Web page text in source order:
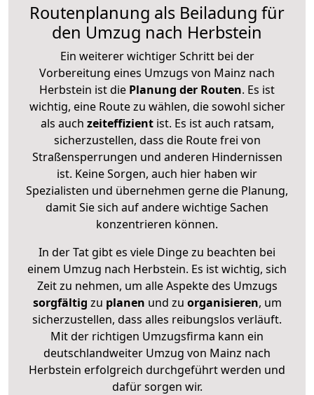
Routenplanung als Beiladung für
den Umzug nach Herbstein
Ein weiterer wichtiger Schritt bei der
Vorbereitung eines Umzugs von Mainz nach
Herbstein ist die Planung der Routen. Es ist
wichtig, eine Route zu wählen, die sowohl sicher
als auch zeiteffizientist. Es ist auch ratsam,
sicherzustellen, dass die Route frei von
Straßensperrungen und anderen Hindernissen
ist. Keine Sorgen, auch hier haben wir
Spezialisten und übernehmen gerne die Planung,
damit Sie sich auf andere wichtige Sachen
konzentrieren können.
In der Tat gibt es viele Dinge zu beachten bei
einem Umzug nach Herbstein. Es ist wichtig, sich
Zeit zu nehmen, um alle Aspekte des Umzugs
sorgfältig zu planen und zu organisieren, um
sicherzustellen, dass alles reibungslos verläuft.
Mit der richtigen Umzugsfirma kann ein
deutschlandweiter Umzug von Mainz nach
Herbstein erfolgreich durchgeführt werden und
dafür sorgen wir.